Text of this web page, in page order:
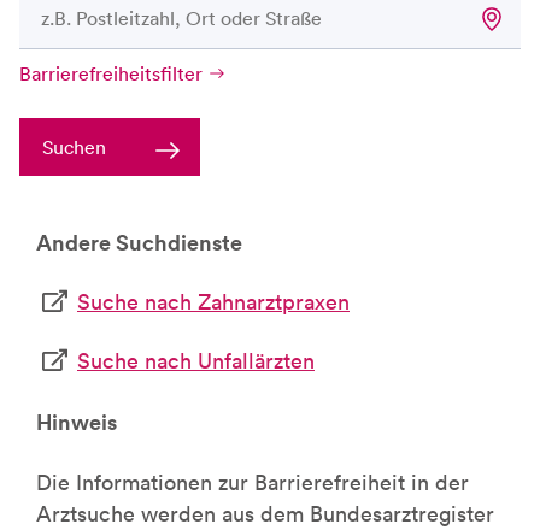
Barrierefreiheitsfilter
Suchen
Andere Suchdienste
Suche nach Zahnarztpraxen
Suche nach Unfallärzten
Hinweis
Die Informationen zur Barrierefreiheit in der
Arztsuche werden aus dem Bundesarztregister